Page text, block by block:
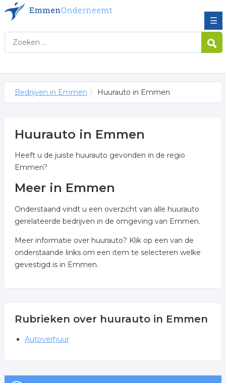
☰
Bedrijven in Emmen Huurauto in Emmen
Huurauto in Emmen
Heeft u de juiste huurauto gevonden in de regio
Emmen?
Meer in Emmen
Onderstaand vindt u een overzicht van alle huurauto
gerelateerde bedrijven in de omgeving van Emmen.
Meer informatie over huurauto? Klik op een van de
onderstaande links om een item te selecteren welke
gevestigd is in Emmen.
Rubrieken over huurauto in Emmen
Autoverhuur